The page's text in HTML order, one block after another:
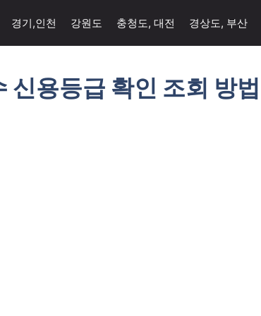
경기,인천 강원도 충청도, 대전 경상도, 부산
신용등급 확인 조회 방